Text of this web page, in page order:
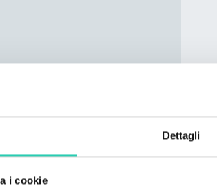
Dettagli
i cookie